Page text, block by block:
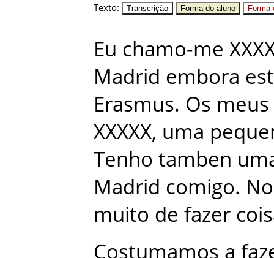
Texto: Transcrição Forma do aluno Forma
Eu chamo-me
Madrid embora
Erasmus. Os meus
XXXXX, uma
Tenho tamben
Madrid comigo.
muito de fazer
Costumamos a